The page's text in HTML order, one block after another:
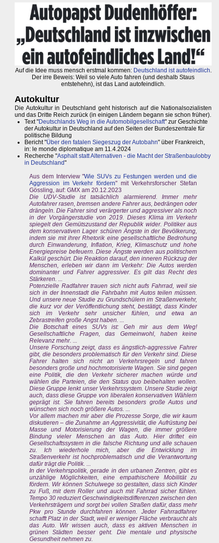
Auf die Idee muss mensch erstmal kommen: Deutschland ist autofeindlich
Der irre Beweis: Weil so viele Auto fahren (und deshalb Staus
entstehehn), ist das Land autofeindlich.
Autokultur
Die Autokultur in Deutschland geht historisch auf die Nationalsozialisten
und das Dritte Reich zurück (in einigen Ländern begann sie schon früher).
Text "Deutschlands Weg in die Automobilgesellschaft" zur Geschichte
der Autokultur in Deutschland auf den Seiten der Bundeszentrale für
politische Bildung
Bericht "Über den fatalen Siegeszug der Autobahn" über Frankreich,
in: le monde diplomatique am 11.4.2024
Recherche "Asphalt statt Alternativen - die Macht der Straßenbaulobby
in Deutschland"
Aus dem Interview "Wie SUVs zu Festungen werden und die
Aggression im Verkehr fördern" mit Verkehrsforscher Stefan
Gössling, auf: GMX am 20.12.2023
Die UDV-Studie ist tatsächlich alarmierend. Immer mehr
Autofahrer rasen, bremsen andere Fahrer aus, bedrängen oder
drängeln. Die Fahrer sind verärgerter und aggressiver als noch
in der Vorgängerstudie von 2019. Dieses Klima im Verkehr
spiegelt den Gemütszustand der Republik wider. Politiker aus
dem konservativen Lager schüren Ängste in der Bevölkerung,
indem sie mit ihrer Rhetorik eine gesellschaftliche Bedrohung
durch Einwanderung, Inflation, Krieg, Klimaschutz und hohe
Energiepreise befeuern. Diese Ängste werden aus politischem
Kalkül geschürt. Die Reaktion darauf, den inneren Rückzug der
Menschen, erleben wir dann im Verkehr: Die Autos werden
dominanter und Fahrer aggressiver. Es gilt das Recht des
Stärkeren. ...
Potenzielle Radfahrer trauen sich nicht aufs Fahrrad, weil sie
sich in der Innenstadt die Fahrbahn mit Autos teilen müssen.
Und unsere neue Studie zu Grundschülern im Straßenverkehr,
die kurz vor der Veröffentlichung steht, bestätigt, dass Kinder
sich im Verkehr sehr unsicher fühlen, und etwa an
Zebrastreifen große Angst haben. ...
Die Botschaft eines SUVs ist: Geh mir aus dem Weg!
Gesellschaftliche Fragen, das Gemeinwohl, haben keine
Relevanz mehr. ...
Unsere Forschung zeigt, dass es ängstlich-aggressive Fahrer
gibt, die besonders problematisch für den Verkehr sind. Diese
Fahrer halten sich nicht an Verkehrsregeln und fahren
besonders große und hochmotorisierte Wagen. Sie sind gegen
eine Politik, die den Verkehr sicherer machen würde und
wählen die Parteien, die den Status quo beibehalten wollen.
Diese Gruppe lenkt unser Verkehrssystem. Unsere Studie zeigt
auch, dass diese Gruppe von liberalen konservativen Wählern
geprägt ist. Sie fahren bereits besonders große Autos und
wünschen sich noch größere Autos. ...
Vor allem machen mir aber die Prozesse Sorge, die wir kaum
diskutieren – die Zunahme an Aggressivität, die Aufrüstung bei
Masse und Motorisierung der Wagen, die immer größere
Bindung vieler Menschen an das Auto. Hier driftet ein
Gesellschaftssystem in die falsche Richtung und alle schauen
zu. Ich wiederhole mich, aber die Entwicklung im
Straßenverkehr ist hochproblematisch und die Verantwortung
dafür trägt die Politik. ...
In der Verkehrspolitik, gerade in den urbanen Zentren, gibt es
unzählige Möglichkeiten, eine empathischere Mobilität zu
fördern. Wir können Schulwege so gestalten, dass sich Kinder
zu Fuß, mit dem Roller und auch mit Fahrrad sicher fühlen.
Tempo 30 reduziert Geschwindigkeitsdifferenzen zwischen den
Verkehrsträgern und sorgt bei vollen Straßen dafür, dass mehr
Pkw pro Stunde durchfahren können. Jeder Fahrradfahrer
schafft Platz in der Stadt, weil er weniger Fläche verbraucht als
das Auto. Wir wissen auch, dass es aktiven Menschen in
grünen Städten besser geht. Die mentale und physische
Gesundheit nehmen zu.